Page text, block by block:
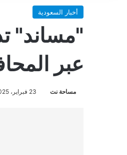
أخبار السعودية
"مساند"
عبر
مساحة نت 23 فبراير، 2025